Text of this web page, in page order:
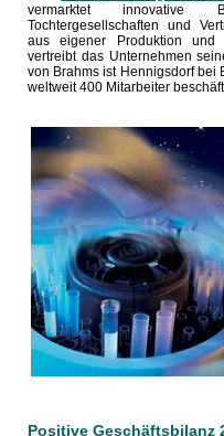
vermarktet innovative
Tochtergesellschaften und
aus eigener Produktion und
vertreibt das Unternehmen
von Brahms ist Hennigsdorf bei
weltweit 400 Mitarbeiter
Positive Geschäftsbilanz